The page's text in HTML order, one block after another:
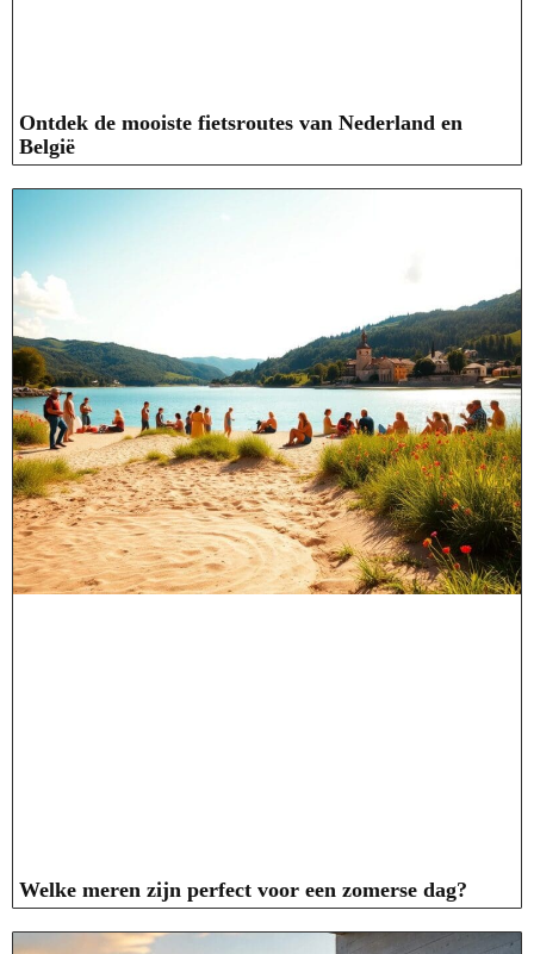
Ontdek de mooiste fietsroutes van Nederland en
België
Welke meren zijn perfect voor een zomerse dag?